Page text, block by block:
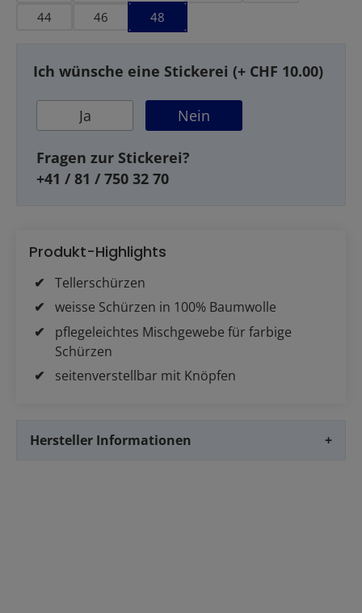
44
46 48
Ich wünsche eine Stickerei (+ CHF 10.00)
Ja Nein
Fragen zur Stickerei?
+41 / 81 / 750 32 70
Produkt-Highlights
Tellerschürzen
weisse Schürzen in 100% Baumwolle
pflegeleichtes Mischgewebe für farbige
Schürzen
seitenverstellbar mit Knöpfen
Hersteller Informationen +